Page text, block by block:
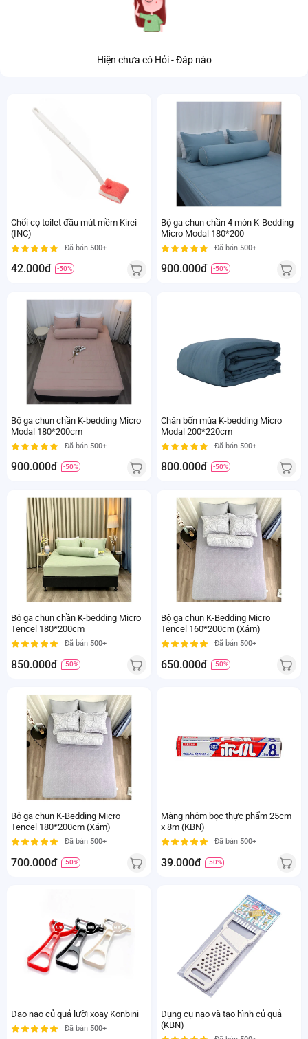
Hiện chưa có Hỏi - Đáp nào
Chổi cọ toilet đầu mút mềm Kirei
(INC)
Đã bán 500+
42.000đ -50%
Bộ ga chun chần 4 món K-Bedding
Micro Modal 180*200
Đã bán 500+
900.000đ -50%
Bộ ga chun chần K-bedding Micro
Modal 180*200cm
Đã bán 500+
900.000đ -50%
Chăn bốn mùa K-bedding Micro
Modal 200*220cm
Đã bán 500+
800.000đ -50%
Bộ ga chun chần K-bedding Micro
Tencel 180*200cm
Đã bán 500+
850.000đ -50%
Bộ ga chun K-Bedding Micro
Tencel 160*200cm (Xám)
Đã bán 500+
650.000đ -50%
Bộ ga chun K-Bedding Micro
Tencel 180*200cm (Xám)
Đã bán 500+
700.000đ -50%
Màng nhôm bọc thực phẩm 25cm
x 8m (KBN)
Đã bán 500+
39.000đ -50%
Dao nạo củ quả lưỡi xoay Konbini
Đã bán 500+
Dụng cụ nạo và tạo hình củ quả
(KBN)